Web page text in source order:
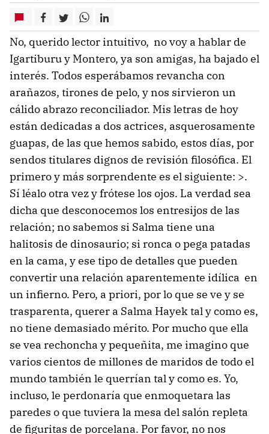
No, querido lector intuitivo, no voy a hablar de
Igartiburu y Montero, ya son amigas, ha bajado el
interés. Todos esperábamos revancha con
arañazos, tirones de pelo, y nos sirvieron un
cálido abrazo reconciliador. Mis letras de hoy
están dedicadas a dos actrices, asquerosamente
guapas, de las que hemos sabido, estos días, por
sendos titulares dignos de revisión filosófica. El
primero y más sorprendente es el siguiente: >.
Sí léalo otra vez y frótese los ojos. La verdad sea
dicha que desconocemos los entresijos de las
relación; no sabemos si Salma tiene una
halitosis de dinosaurio; si ronca o pega patadas
en la cama, y ese tipo de detalles que pueden
convertir una relación aparentemente idílica en
un infierno. Pero, a priori, por lo que se ve y se
trasparenta, querer a Salma Hayek tal y como es,
no tiene demasiado mérito. Por mucho que ella
se vea rechoncha y pequeñita, me imagino que
varios cientos de millones de maridos de todo el
mundo también le querrían tal y como es. Yo,
incluso, le perdonaría que enmoquetara las
paredes o que tuviera la mesa del salón repleta
de figuritas de porcelana. Por favor, no nos